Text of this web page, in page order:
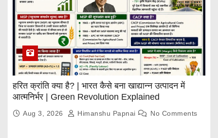
हरित क्रांति क्या है? | भारत कैसे बना खाद्यान्न उत्पादन में
आत्मनिर्भर | Green Revolution Explained
Aug 3, 2026 Himanshu Papnai No Comments